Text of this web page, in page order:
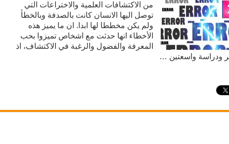
من الاكتشافات العلمية والاختراعات التي
توصل اليها الانسان كانت بالصدفة وبالخطأ
ولم يكن مخططا لها ابدا. ان ما يميز هذه
الأخطاء انها حدثت مع اشخاص تميزوا بحب
المعرفة والفضول والرغبة في الاكتشاف، اذ
ودراسة واسعتين …